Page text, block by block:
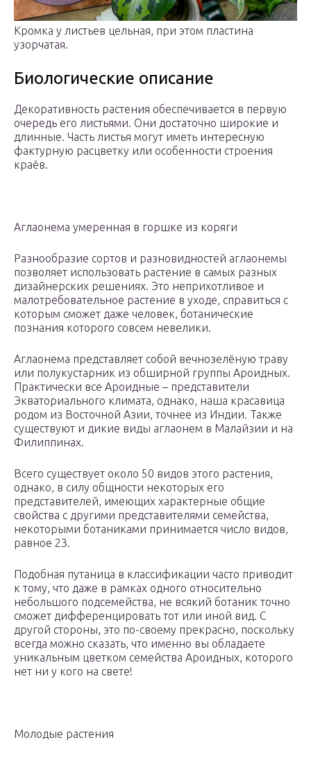
Кромка у листьев цельная, при этом пластина
узорчатая.
Биологические описание
Декоративность растения обеспечивается в первую
очередь его листьями. Они достаточно широкие и
длинные. Часть листья могут иметь интересную
фактурную расцветку или особенности строения
краёв.
Аглаонема умеренная в горшке из коряги
Разнообразие сортов и разновидностей аглаонемы
позволяет использовать растение в самых разных
дизайнерских решениях. Это неприхотливое и
малотребовательное растение в уходе, справиться с
которым сможет даже человек, ботанические
познания которого совсем невелики.
Аглаонема представляет собой вечнозелёную траву
или полукустарник из обширной группы Ароидных.
Практически все Ароидные – представители
Экваториального климата, однако, наша красавица
родом из Восточной Азии, точнее из Индии. Также
существуют и дикие виды аглаонем в Малайзии и на
Филиппинах.
Всего существует около 50 видов этого растения,
однако, в силу общности некоторых его
представителей, имеющих характерные общие
свойства с другими представителями семейства,
некоторыми ботаниками принимается число видов,
равное 23.
Подобная путаница в классификации часто приводит
к тому, что даже в рамках одного относительно
небольшого подсемейства, не всякий ботаник точно
сможет дифференцировать тот или иной вид. С
другой стороны, это по-своему прекрасно, поскольку
всегда можно сказать, что именно вы обладаете
уникальным цветком семейства Ароидных, которого
нет ни у кого на свете!
Молодые растения